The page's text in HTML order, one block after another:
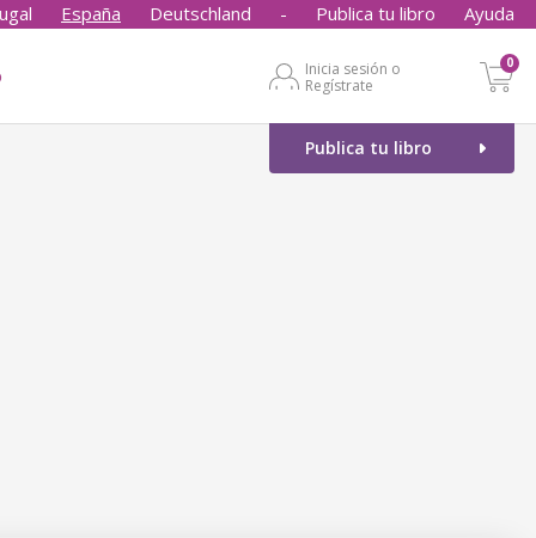
España Deutschland - Publica tu libro Ayuda
Inicia sesión o
Regístrate
0
Publica tu libro